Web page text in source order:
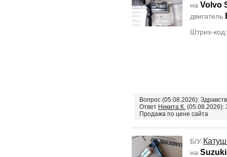
на Volvo
двигатель
Штрих-
Вопрос (05.08.2026):
Ответ Никита К. (05.08.2026):
Продажа по цене сайта
Б/У
на